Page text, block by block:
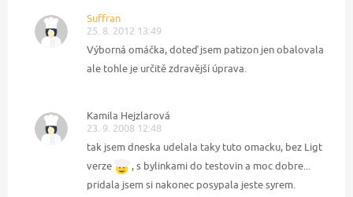
Suffran
25. 8. 2012 13:49
Výborná omáčka, doteď jsem patizon jen obalovala
ale tohle je určitě zdravější úprava.
Kamila Hejzlarová
23. 9. 2008 12:48
tak jsem dneska udelala taky tuto omacku, bez Ligt
verze
, s bylinkami do testovin a moc dobre...
pridala jsem si nakonec posypala jeste syrem.